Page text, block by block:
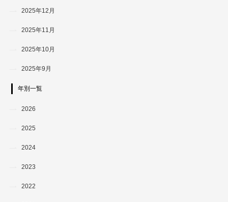
2025年12月
2025年11月
2025年10月
2025年9月
年別一覧
2026
2025
2024
2023
2022